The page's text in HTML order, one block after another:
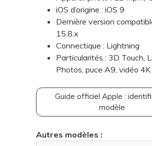
iOS d’origine : iOS 9
Dernière version
15.8.x
Connectique : Lightning
Particularités : 3D Touch,
Photos, puce A9, vidéo 4K
Guide officiel Apple :
modèle
Autres modèles :